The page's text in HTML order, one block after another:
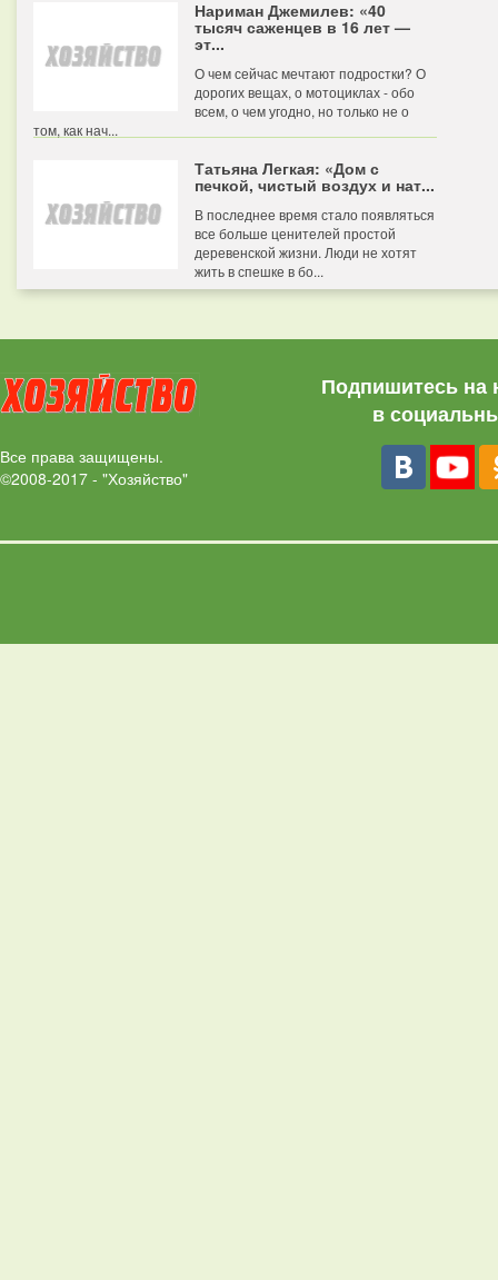
Нариман Джемилев: «40
тысяч саженцев в 16 лет —
эт...
О чем сейчас мечтают подростки? О
дорогих вещах, о мотоциклах - обо
всем, о чем угодно, но только не о
том, как нач...
Татьяна Легкая: «Дом с
печкой, чистый воздух и нат...
В последнее время стало появляться
все больше ценителей простой
деревенской жизни. Люди не хотят
жить в спешке в бо...
Все права защищены.
©2008-2017 - "Хозяйство"
Подпишитесь на
в